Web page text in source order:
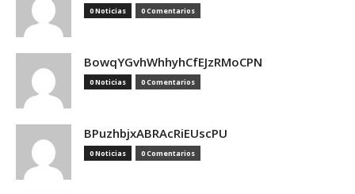
0 Noticias 0 Comentarios
BowqYGvhWhhyhCfEJzRMoCPN
0 Noticias 0 Comentarios
BPuzhbjxABRAcRiEUscPU
0 Noticias 0 Comentarios